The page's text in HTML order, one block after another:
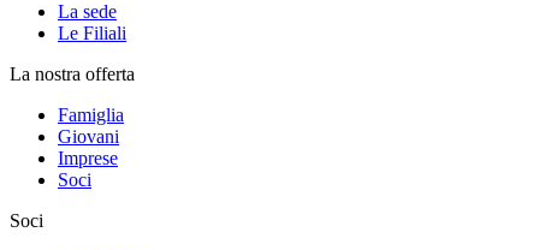
La sede
Le Filiali
La nostra offerta
Famiglia
Giovani
Imprese
Soci
Soci